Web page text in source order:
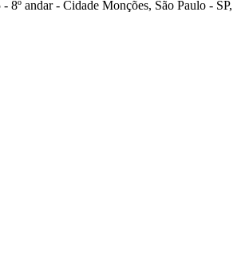
8º andar - Cidade Monções, São Paulo - SP,